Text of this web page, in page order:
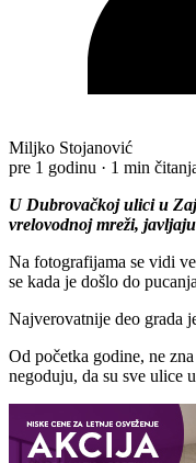
Miljko Stojanović
pre 1 godinu · 1 min
U Dubrovačkoj ulici u
vrelovodnoj mreži,
Na fotografijama se vidi
se kada je došlo do
Najverovatnije deo grada
Od početka godine, ne
negoduju, da su sve ulice